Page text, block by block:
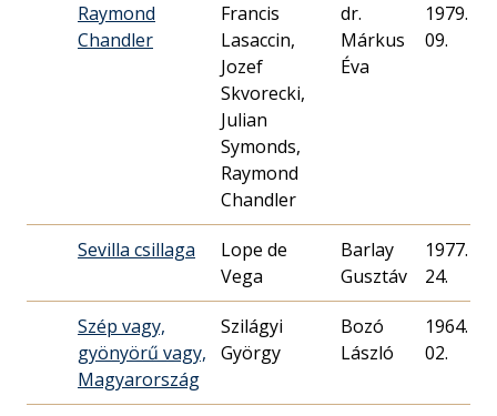
Raymond
Chandler
Francis
Lasaccin,
Jozef
Skvorecki,
Julian
Symonds,
Raymond
Chandler
dr.
Márkus
Éva
1979. 08.
09.
Sevilla csillaga
Lope de
Vega
Barlay
Gusztáv
1977. 11.
24.
Szép vagy,
gyönyörű vagy,
Magyarország
Szilágyi
György
Bozó
László
1964. 05.
02.